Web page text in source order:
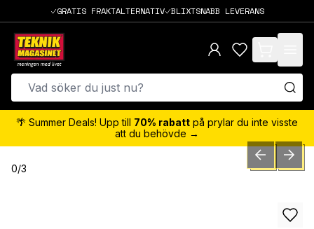
GRATIS FRAKTALTERNATIV BLIXTSNABB LEVERANS
items in cart,
🌴 Summer Deals! Upp till 70% rabatt på prylar du inte visste
att du behövde →
0/3 PREVIOUSNEXT